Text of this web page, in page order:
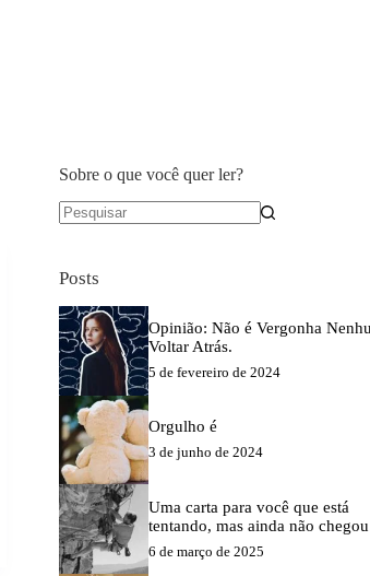
Sobre o que você quer ler?
Posts
Opinião: Não é Vergonha
Voltar Atrás.
5 de fevereiro de 2024
Orgulho é
3 de junho de 2024
Uma carta para você que está
tentando, mas ainda não
6 de março de 2025